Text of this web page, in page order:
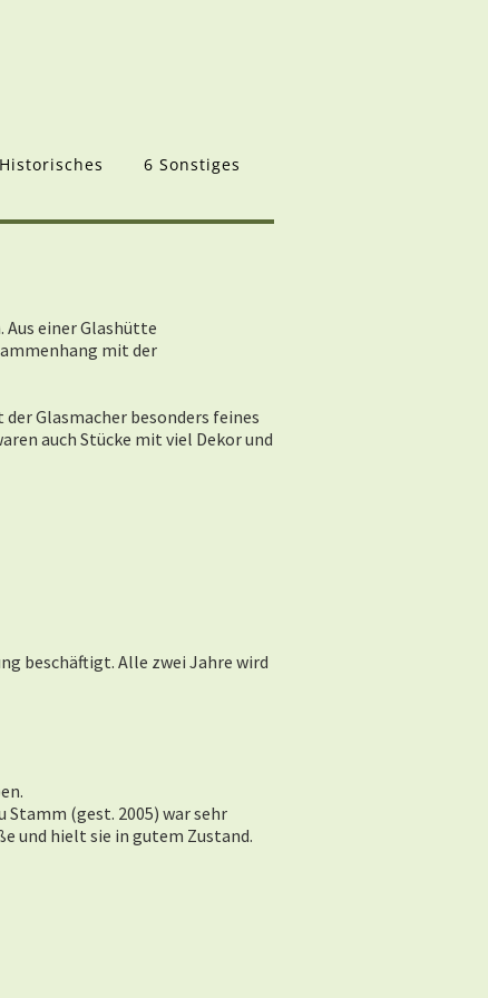
6 Sonstiges
einer Glashütte
mit der
Glasmacher besonders feines
auch Stücke mit viel Dekor und
beschäftigt. Alle zwei Jahre wird
Stamm (gest. 2005) war sehr
und hielt sie in gutem Zustand.